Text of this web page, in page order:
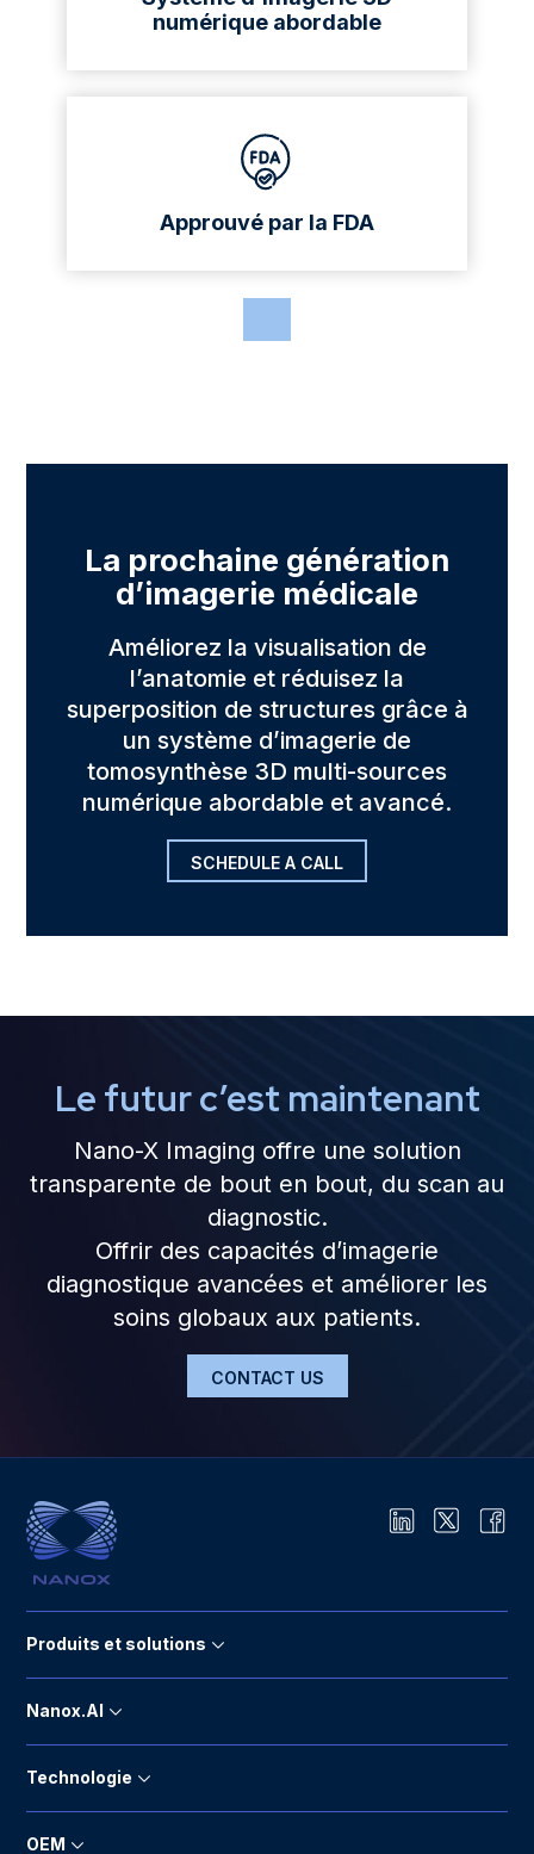
numérique abordable
Approuvé par la FDA
La prochaine génération
d’imagerie médicale
Améliorez la visualisation de
l’anatomie et réduisez la
superposition de structures grâce à
un système d’imagerie de
tomosynthèse 3D multi-sources
numérique abordable et avancé.
SCHEDULE A CALL
Le futur c’est maintenant
Nano-X Imaging offre une solution
transparente de bout en bout, du scan au
diagnostic.
Offrir des capacités d’imagerie
diagnostique avancées et améliorer les
soins globaux aux patients.
CONTACT US
Produits et solutions
Nanox.AI
Technologie
OEM